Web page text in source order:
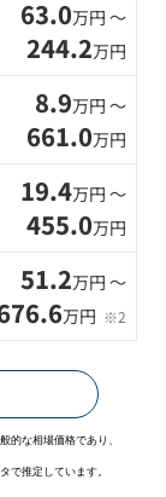
63.0万円 〜
244.2万円
8.9万円 〜
661.0万円
19.4万円 〜
455.0万円
51.2万円 〜
万円 ※2
的な相場価格であり、
で推定しています。